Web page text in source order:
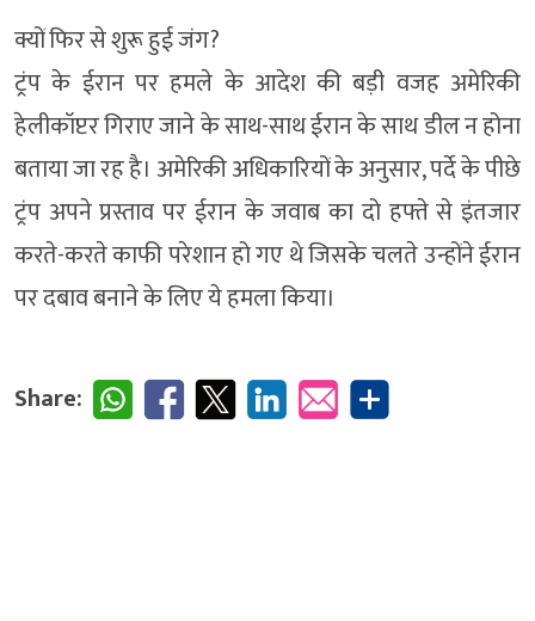
क्यों फिर से शुरू हुई जंग?
ट्रंप के ईरान पर हमले के आदेश की बड़ी वजह अमेरिकी
हेलीकॉप्टर गिराए जाने के साथ-साथ ईरान के साथ डील न होना
बताया जा रह है। अमेरिकी अधिकारियों के अनुसार, पर्दे के पीछे
ट्रंप अपने प्रस्ताव पर ईरान के जवाब का दो हफ्ते से इंतजार
करते-करते काफी परेशान हो गए थे जिसके चलते उन्होंने ईरान
पर दबाव बनाने के लिए ये हमला किया।
Share: